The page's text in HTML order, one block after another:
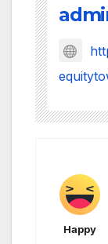
Happy